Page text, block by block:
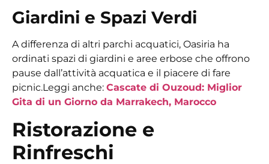
Giardini e Spazi Verdi
A differenza di altri parchi acquatici, Oasiria ha
ordinati spazi di giardini e aree erbose che offrono
pause dall’attività acquatica e il piacere di fare
picnic.Leggi anche: Cascate di Ouzoud: Miglior
Gita di un Giorno da Marrakech, Marocco
Ristorazione e
Rinfreschi